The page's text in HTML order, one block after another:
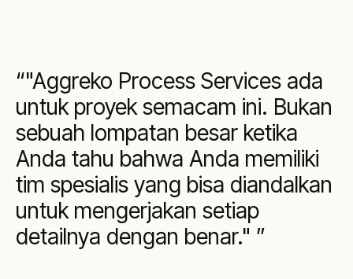
"Aggreko Process Services ada
untuk proyek semacam ini. Bukan
sebuah lompatan besar ketika
Anda tahu bahwa Anda memiliki
tim spesialis yang bisa diandalkan
untuk mengerjakan setiap
detailnya dengan benar."